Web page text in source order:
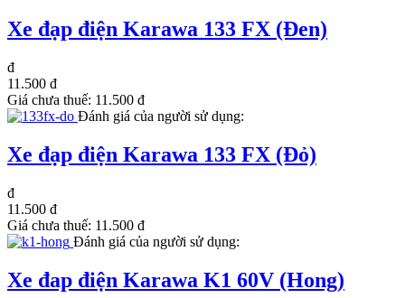
Xe đạp điện Karawa 133 FX (Đen)
đ
11.500 đ
Giá chưa thuế: 11.500 đ
Đánh giá của người sử dụng:
Xe đạp điện Karawa 133 FX (Đỏ)
đ
11.500 đ
Giá chưa thuế: 11.500 đ
Đánh giá của người sử dụng:
Xe đap điện Karawa K1 60V (Hong)